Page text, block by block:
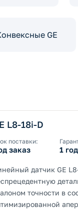
GE
L8-18i-D
поставки:
заказ 1 год
датчик GE
точности в